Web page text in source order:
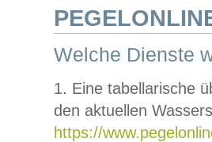
Welche Dienste
1. Eine tabellarische
den aktuellen
https://